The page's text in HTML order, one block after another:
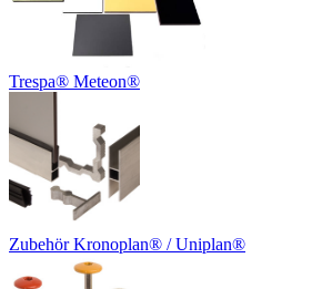
Trespa® Meteon®
Zubehör Kronoplan® / Uniplan®